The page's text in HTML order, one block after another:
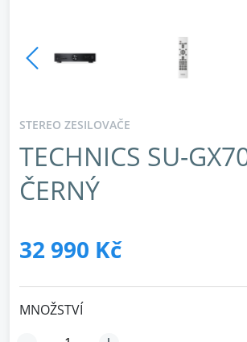
STEREO ZESILOVAČE
TECHNICS SU-
ČERNÝ
32 990 Kč
MNOŽSTVÍ